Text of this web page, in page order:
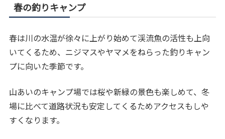
春の釣りキャンプ
春は川の水温が徐々に上がり始めて渓流魚の活性も上向
いてくるため、ニジマスやヤマメをねらった釣りキャン
プに向いた季節です。
山あいのキャンプ場では桜や新緑の景色も楽しめて、冬
場に比べて道路状況も安定してくるためアクセスもしや
すくなります。